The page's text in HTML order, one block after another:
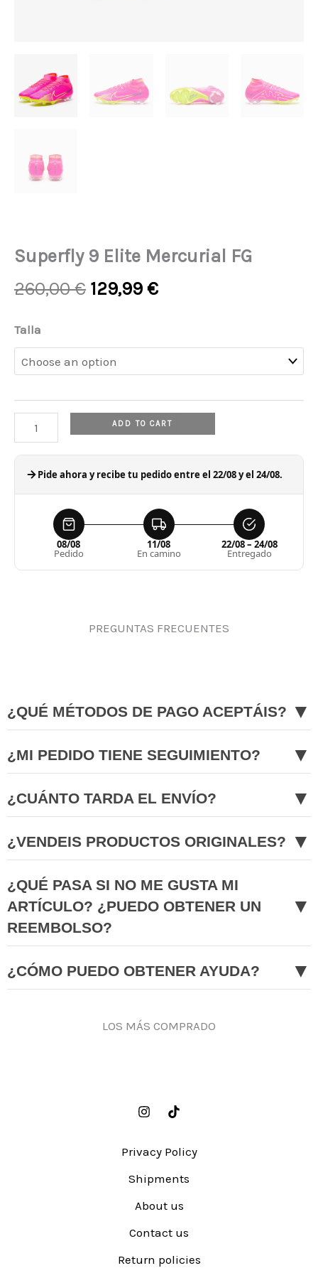
Superfly 9 Elite Mercurial FG
260,00€ Original
260,00 €.
129,99 €Current
129,99 €.
Talla
Superfly
9
Elite
FG
quantity
ADD TO CART
Pide ahora y recibe tu pedido entre el 22/08 y el 24/08.
08/08
Pedido
11/08
En camino
22/08 – 24/08
Entregado
PREGUNTAS FRECUENTES
¿QUÉ MÉTODOS DE PAGO ACEPTÁIS? ▼
¿MI PEDIDO TIENE SEGUIMIENTO? ▼
¿CUÁNTO TARDA EL ENVÍO? ▼
¿VENDEIS PRODUCTOS ORIGINALES? ▼
¿QUÉ PASA SI NO ME GUSTA MI
ARTÍCULO? ¿PUEDO OBTENER UN
REEMBOLSO?
▼
¿CÓMO PUEDO OBTENER AYUDA? ▼
LOS MÁS COMPRADO
Privacy Policy
Shipments
About us
Contact us
Return policies